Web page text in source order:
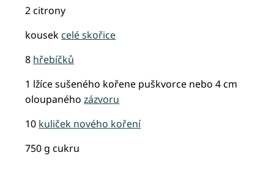
2 citrony
kousek celé skořice
8 hřebíčků
1 lžíce sušeného kořene puškvorce nebo 4 cm
oloupanéhozázvoru
10 kuliček nového koření
750 g cukru